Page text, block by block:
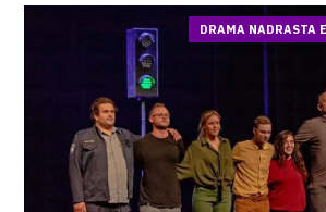
DRAMA NADRASTA